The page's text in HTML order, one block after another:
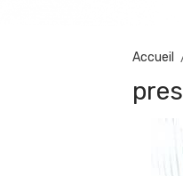
Accueil